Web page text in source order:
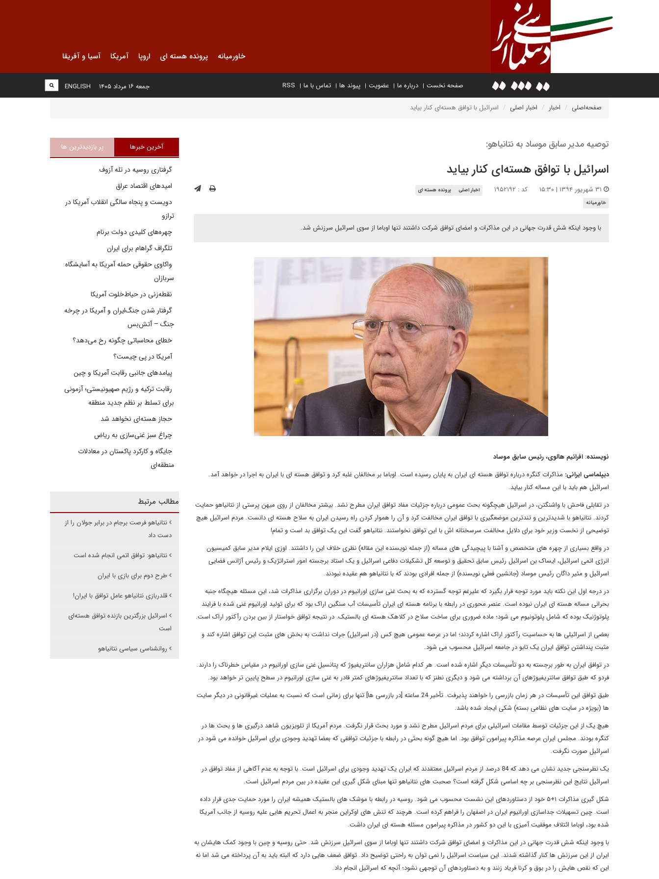
خاورمیانه پرونده هسته ای اروپا آمریکا آسیا و آفریقا
صفحه نخست درباره ما عضویت پیوند ها تماس با ما RSS
ENGLISH جمعه ۱۶ مرداد ۱۴۰۵
صفحه‌اصلی اخبار اخبار اصلی اسرائیل با توافق هسته‌ای کنار بیاید
توصیه مدیر سابق موساد به نتانیاهو:
اسرائیل با توافق هسته‌ای کنار بیاید
کد : ۱۹۵۲۱۹۲ اخبار اصلی
پرونده هسته ای
خاورمیانه
با وجود اینکه شش قدرت جهانی در این مذاکرات و امضای توافق شرکت داشتند تنها اوباما از سوی اسرائیل سرزنش شد.
نویسنده: افرائیم هالوی، رئیس سابق موساد
دیپلماسی ایرانی: مذاکرات کنگره درباره توافق هسته ای ایران به پایان رسیده است. اوباما بر مخالفان غلبه کرد و توافق هسته ای با ایران به اجرا در خواهد آمد.
اسرائیل هم باید با این مساله کنار بیاید.
در تقابلی فاحش با واشنگتن، در اسرائیل هیچگونه بحث عمومی درباره جزئیات مفاد توافق ایران مطرح نشد. بیشتر مخالفان از روی میهن پرستی از نتانیاهو حمایت
کردند. نتانیاهو با شدیدترین و تندترین موضعگیری با توافق ایران مخالفت کرد و آن را هموار کردن راه رسیدن ایران به سلاح هسته ای دانست. مردم اسرائیل هیچ
توضیحی از نخست وزیر خود برای دلایل مخالفت سرسختانه اش با این توافق نخواستند. نتانیاهو گفت این یک توافق بد است و تمام!
در واقع بسیاری از چهره های متخصص و آشنا با پیچیدگی های مساله (از جمله نویسنده این مقاله) نظری خلاف این را داشتند. اوزی ایلام مدیر سابق کمیسیون
انرژی اتمی اسرائیل، ایساک بن اسرائیل رئیس سابق تحقیق و توسعه کل تشکیلات دفاعی اسرائیل و یک استاد برجسته امور استراتژیک و رئیس آژانس فضایی
اسرائیل و مئیر داگان رئیس موساد (جانشین فعلی نویسنده) از جمله افرادی بودند که با نتانیاهو هم عقیده نبودند.
در درجه اول این نکته باید مورد توجه قرار بگیرد که علیرغم توجه گسترده که به بحث غنی سازی اورانیوم در دوران برگزاری مذاکرات شد، این مسئله هیچگاه جنبه
بحرانی مساله هسته ای ایران نبوده است. عنصر محوری در رابطه با برنامه هسته ای ایران تأسیسات آب سنگین اراک بود که برای تولید اورانیوم غنی شده با فرایند
پلوتوژنیک بوده که شامل پلوتونیوم می شود؛ ماده ضروری برای ساخت سلاح در کلاهک هسته ای بالستیک. در نتیجه توافق خواستار از بین بردن رآکتور اراک است.
بعضی از اسرائیلی ها به حساسیت رآکتور اراک اشاره کردند؛ اما در عرصه عمومی هیچ کس (در اسرائیل) جرات نداشت به بخش های مثبت این توافق اشاره کند و
مثبت پنداشتن توافق ایران یک تابو در جامعه اسرائیل محسوب می شود.
در توافق ایران به طور برجسته به دو تأسیسات دیگر اشاره شده است. هر کدام شامل هزاران سانتریفیوژ که پتانسیل غنی سازی اورانیوم در مقیاس خطرناک را دارند.
فردو که طبق توافق سانتریفیوژهای آن برداشته می شود و دیگری نطنز که با تعداد سانتریفیوژهای کمتر قادر به غنی سازی اورانیوم در سطح پایین تر خواهد بود.
طیق توافق این تأسیسات در هر زمان بازرسی را خواهند پذیرفت. تأخیر 24 ساعته [در بازرسی ها] تنها برای زمانی است که نسبت به عملیات غیرقانونی در دیگر سایت
ها (بویژه در سایت های نظامی بسته) شکی ایجاد شده باشد.
هیچ یک از این جزئیات توسط مقامات اسرائیلی برای مردم اسرائیل مطرح نشد و مورد بحث قرار نگرفت. مردم آمریکا از تلویزیون شاهد درگیری ها و بحث ها در
کنگره بودند. مجلس ایران عرصه مذاکره پیرامون توافق بود. اما هیچ گونه بحثی در رابطه با جزئیات توافقی که بعضا تهدید وجودی برای اسرائیل خوانده می شود در
اسرائیل صورت نگرفت.
یک نظرسنجی جدید نشان می دهد که 84 درصد از مردم اسرائیل معتقدند که ایران یک تهدید وجودی برای اسرائیل است. با توجه به عدم آگاهی از مفاد توافق در
اسرائیل نتایج این نظرسنجی بر چه اساسی شکل گرفته است؟ صحبت های نتانیاهو تنها مبنای شکل گیری این عقیده در بین مردم اسرائیل است.
شکل گیری مذاکرات ۱+۵ خود از دستاوردهای این نشست محسوب می شود. روسیه در رابطه با موشک های بالستیک همیشه ایران را مورد حمایت جدی قرار داده
است. چین تسهیلات جداسازی اورانیوم ایران در اصفهان را فراهم کرده است. هرچند که تنش های اوکراین منجر به اعمال تحریم هایی علیه روسیه از جانب آمریکا
شده بود، اوباما ائتلاف موفقیت آمیزی با این دو کشور در مذاکره پیرامون مسئله هسته ای ایران داشت.
با وجود اینکه شش قدرت جهانی در این مذاکرات و امضای توافق شرکت داشتند تنها اوباما از سوی اسرائیل سرزنش شد. حتی روسیه و چین با وجود کمک هایشان به
ایران از این سرزنش ها کنار گذاشته شدند. این سیاست اسرائیل را نمی توان به راحتی توضیح داد. توافق ضعف هایی دارد که البته باید به آن پرداخته می شد اما نه
این که نقص هایش را در بوق و کرنا فریاد زنند و به دستاوردهای آن توجهی نشود؛ آنچه که اسرائیل انجام داد.
آخرین خبرها پر بازدیدترین ها
گرفتاری روسیه در تله آزوف
امیدهای اقتصاد عراق
دویست و پنجاه سالگی انقلاب آمریکا در
ترازو
چهره‌های کلیدی دولت برنام
تلگراف گراهام برای ایران
واکاوی حقوقی حمله آمریکا به آسایشگاه
سربازان
نقطه‌زنی در حیاط‌خلوت آمریکا
گرفتار شدن جنگ‌ایران و آمریکا در چرخه
جنگ – آتش‌بس
خطای محاسباتی چگونه رخ می‌دهد؟
آمریکا در پی چیست؟
پیامدهای جانبی رقابت آمریکا و چین
رقابت ترکیه و رژیم صهیونیستی؛ آزمونی
برای تسلط بر نظم جدید منطقه
حجاز هسته‌ای نخواهد شد
چراغ سبز غنی‌سازی به ریاض
جایگاه و کارکرد پاکستان در معادلات
منطقه‌ای
مطالب مرتبط
نتانیاهو فرصت برجام در برابر جولان را از
دست داد
نتانیاهو: توافق اتمی انجام شده است
طرح دوم برای بازی با ایران
قلدربازی نتانیاهو عامل توافق با ایران!
اسرائیل بزرگترین بازنده توافق هسته‌ای
است
روانشناسی سیاسی نتانیاهو